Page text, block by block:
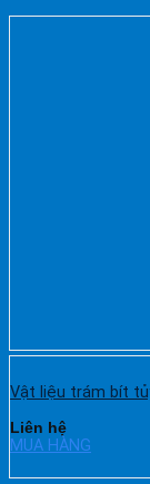
Vật liệu trám bít
Liên hệ
MUA HÀNG